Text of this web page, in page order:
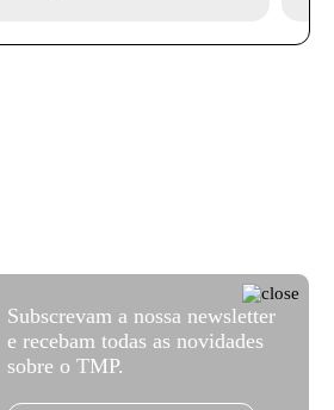
Subscrevam a nossa newsletter
e recebam todas as novidades
sobre o TMP.